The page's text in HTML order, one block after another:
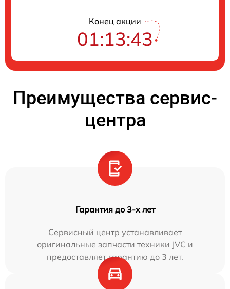
Конец акции
01:13:43
Преимущества сервис-
центра
Гарантия до 3-х лет
Сервисный центр устанавливает
оригинальные запчасти техники JVC и
предоставляет гарантию до 3 лет.